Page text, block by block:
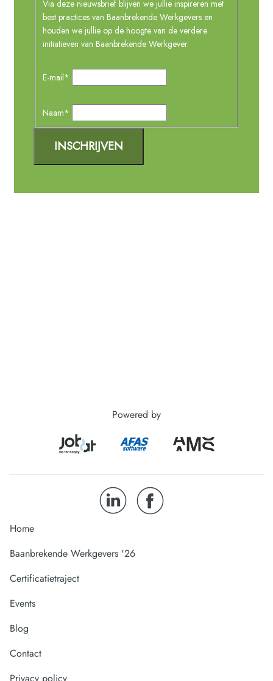
Powered by
Home
Baanbrekende Werkgevers '26
Certificatietraject
Events
Blog
Contact